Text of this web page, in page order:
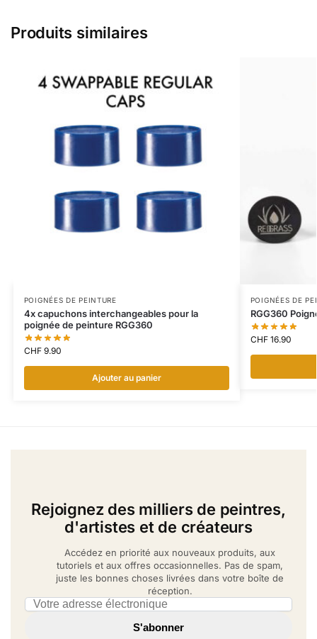
Produits similaires
POIGNÉES DE PEINTURE
4x capuchons interchangeables pour la
poignée de peinture RGG360
CHF9.90
Ajouter au panier
POIGNÉES DE
RGG360
CHF16.90
Rejoignez des milliers de peintres,
d'artistes et de créateurs
Accédez en priorité aux nouveaux produits, aux
tutoriels et aux offres occasionnelles. Pas de spam,
juste les bonnes choses livrées dans votre boîte de
réception.
Email address
S'abonner